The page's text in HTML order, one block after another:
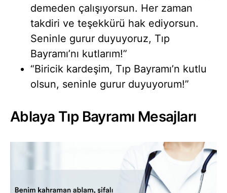
demeden çalışıyorsun. Her zaman
takdiri ve teşekkürü hak ediyorsun.
Seninle gurur duyuyoruz, Tıp
Bayramı’nı kutlarım!”
“Biricik kardeşim, Tıp Bayramı’n kutlu
olsun, seninle gurur duyuyorum!”
Ablaya Tıp Bayramı Mesajları